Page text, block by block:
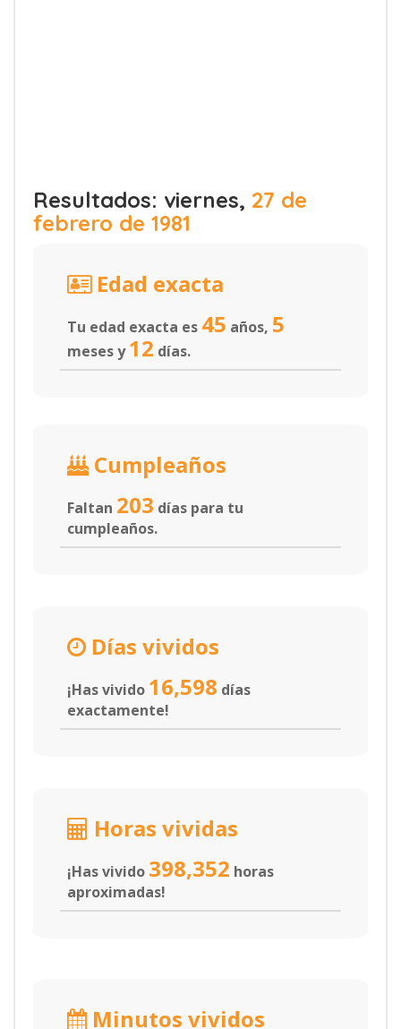
Resultados: viernes, 27 de
febrero de 1981
Edad exacta
Tu edad exacta es 45 años, 5
meses y12 días.
Cumpleaños
Faltan 203 días para tu
cumpleaños.
Días vividos
¡Has vivido 16,598 días
exactamente!
Horas vividas
¡Has vivido 398,352 horas
aproximadas!
Minutos vividos